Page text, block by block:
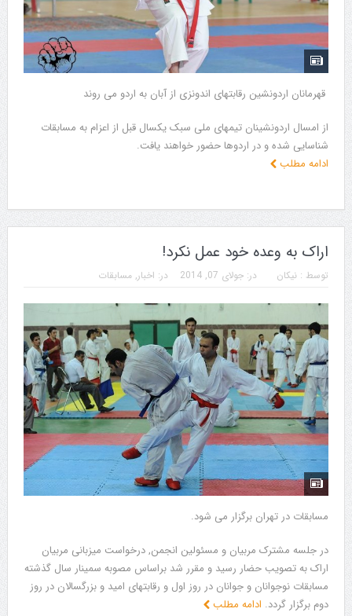
قهرمانان اردونشین رقابتهای اندونزی از آبان به اردو می روند
از امسال اردونشینان تیمهای ملی سبک یکسال قبل از اعزام به مسابقات
شناسایی شده و در اردوها حضور خواهند یافت.
ادامه مطلب
اراک به وعده خود عمل نکرد!
توسط : نیکان در: جولای 07, 2014 در: اخبار, مسابقات
مسابقات در تهران برگزار می شود.
در جلسه مشترک مربیان و مسئولین انجمن, درخواست میزبانی مربیان
اراک به تصویب حضار رسید و مقرر شد براساس مصوبه سمینار سال گذشته
مسابقات نوجوانان و جوانان در روز اول و رقابتهای امید و بزرگسالان در روز
دوم برگزار گردد. ادامه مطلب